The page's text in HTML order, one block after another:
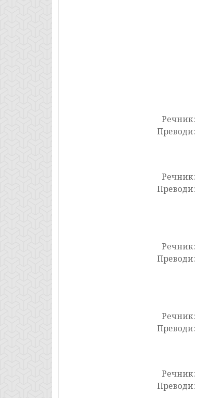
Речник:
Преводи:
Речник:
Преводи:
Речник:
Преводи:
Речник:
Преводи:
Речник:
Преводи: